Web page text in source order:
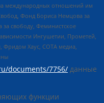
международных отношений им
Фонд Бориса Немцова за
свободу, Феминистское
Ингушетии, Прометей,
Фридом Хаус, СОТА медиа,
documents/7756/ данные
функции